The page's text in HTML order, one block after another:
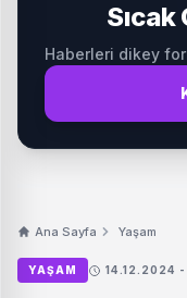
Sıcak
Haberleri dikey
Ana Sayfa Yaşam
YAŞAM 14.12.2024 -